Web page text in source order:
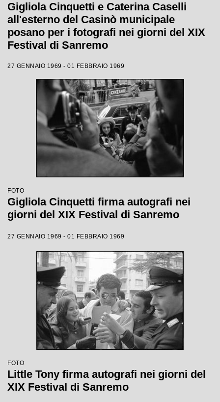
Gigliola Cinquetti e Caterina Caselli
all'esterno del Casinò municipale
posano per i fotografi nei giorni del XIX
Festival di Sanremo
27 GENNAIO 1969 - 01 FEBBRAIO 1969
FOTO
Gigliola Cinquetti firma autografi nei
giorni del XIX Festival di Sanremo
27 GENNAIO 1969 - 01 FEBBRAIO 1969
FOTO
Little Tony firma autografi nei giorni del
XIX Festival di Sanremo